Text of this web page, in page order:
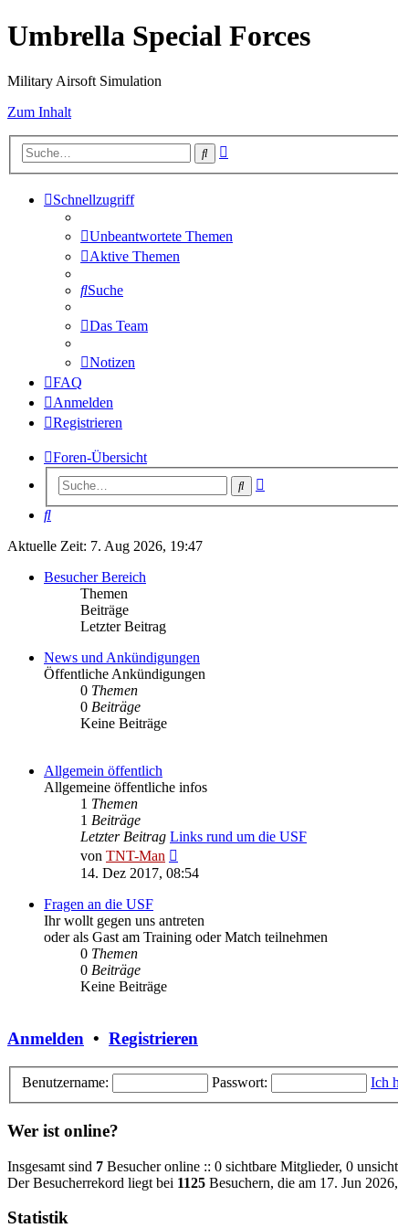
Umbrella Special Forces
Military Airsoft Simulation
Zum Inhalt
Suche
Schnellzugriff
Unbeantwortete Themen
Aktive Themen
Suche
Das Team
Notizen
FAQ
Anmelden
Registrieren
Foren-Übersicht
Suche
Suche
Aktuelle Zeit: 7. Aug 2026, 19:47
Besucher Bereich
Themen
Beiträge
Letzter Beitrag
News und Ankündigungen
Öffentliche Ankündigungen
0 Themen
0 Beiträge
Keine Beiträge
Allgemein öffentlich
Allgemeine öffentliche infos
1 Themen
1 Beiträge
Letzter Beitrag Links rund um die USF
von TNT-Man
Beitrag
14. Dez 2017, 08:54
Fragen an die USF
Ihr wollt gegen uns antreten
oder als Gast am Training oder Match teilnehmen
0 Themen
0 Beiträge
Keine Beiträge
Anmelden • Registrieren
Benutzername: Passwort: Ich
Wer ist online?
Insgesamt sind 7 Besucher online :: 0 sichtbare Mitglieder, 0
Der Besucherrekord liegt bei 1125 Besuchern, die am 17. Jun
Statistik